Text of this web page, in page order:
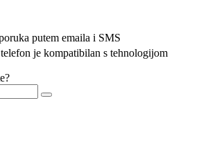
putem emaila i SMS
je kompatibilan s tehnologijom